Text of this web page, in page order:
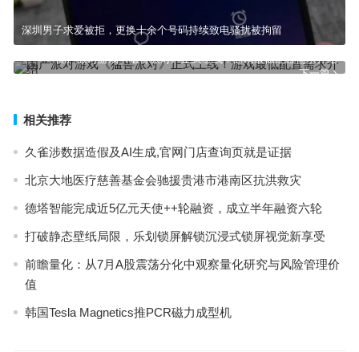
深圳男子求爱被拒，更换十余个号码持续致电骚扰被拘留
下一篇
国产派对游戏《猛兽派对》正式上线！游戏最低配置需求介绍
相关推荐
久雀涉数据造假及AI生成,官网门店查询页就是证据
北京大地医疗慈善基金会驰援贵港市港南区抗洪救灾
德塔智能完成近5亿元天使++轮融资，成立半年融资六轮
打破静态壁纸局限，乐划锁屏解锁沉浸式锁屏视觉新享受
前瞻量化：从7月A股震荡分化中观察量化研究与风险管理价
值
韩国Tesla Magnetics推PCR磁力成型机